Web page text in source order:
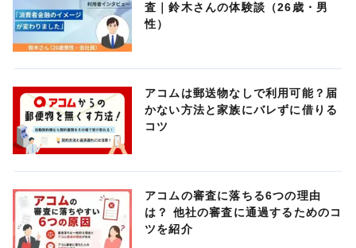
査｜鈴木さんの体験談（26歳・男
性）
アコムは郵送物なしで利用可能？届
かない方法と家族にバレずに借りる
コツ
アコムの審査に落ちる6つの理由
は？ 他社の審査に通過するためのコ
ツを紹介